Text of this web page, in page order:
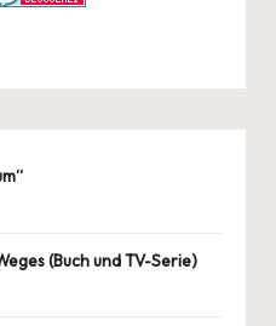
(Buch und TV-Serie)